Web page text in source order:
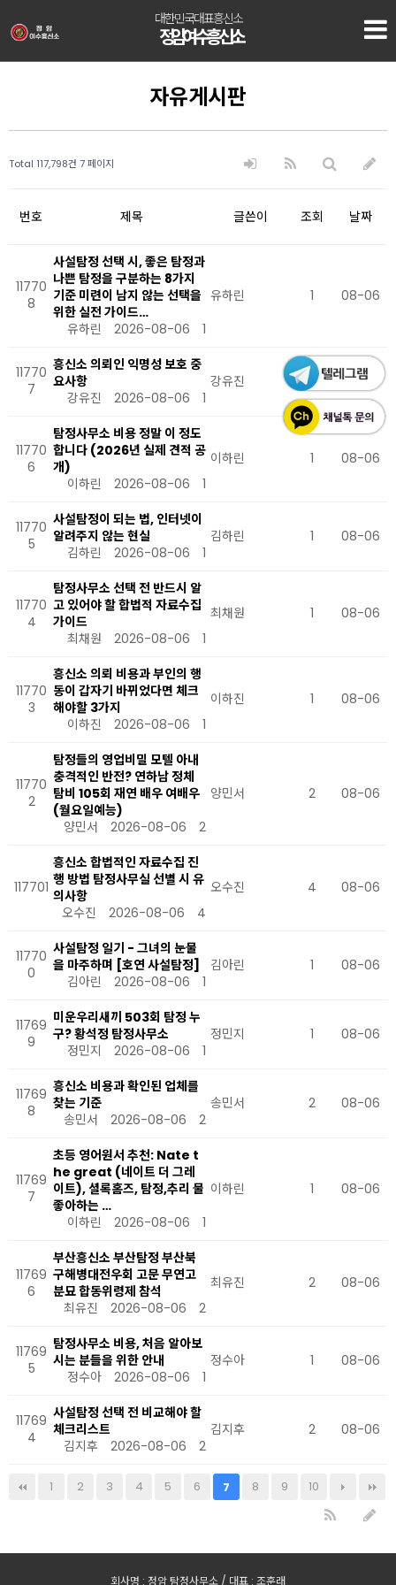
대한민국대표흥신소
정암 여수흥신소
자유게시판
Total 117,798건 7 페이지
번호 제목 글쓴이 조회 날짜
11770
8
사설탐정 선택 시, 좋은 탐정과
나쁜 탐정을 구분하는 8가지
기준 미련이 남지 않는 선택을
위한 실전 가이드…
유하린
2026-08-06 1
유하린 1 08-06
11770
7
흥신소 의뢰인 익명성 보호 중
요사항
강유진
2026-08-06 1
강유진 1 08-06
11770
6
탐정사무소 비용 정말 이 정도
합니다 (2026년 실제 견적 공
개)
이하린
2026-08-06 1
이하린 1 08-06
11770
5
사설탐정이 되는 법, 인터넷이
알려주지 않는 현실
김하린
2026-08-06 1
김하린 1 08-06
11770
4
탐정사무소 선택 전 반드시 알
고 있어야 할 합법적 자료수집
가이드
최채원
2026-08-06 1
최채원 1 08-06
11770
3
흥신소 의뢰 비용과 부인의 행
동이 갑자기 바뀌었다면 체크
해야할 3가지
이하진
2026-08-06 1
이하진 1 08-06
11770
2
탐정들의 영업비밀 모텔 아내
충격적인 반전? 연하남 정체
탐비 105회 재연 배우 여배우
(월요일예능)
양민서
2026-08-06 2
양민서 2 08-06
117701
흥신소 합법적인 자료수집 진
행 방법 탐정사무실 선별 시 유
의사항
오수진
2026-08-06 4
오수진 4 08-06
11770
0
사설탐정 일기 - 그녀의 눈물
을 마주하며 [호연 사설탐정]
김아린
2026-08-06 1
김아린 1 08-06
11769
9
미운우리새끼 503회 탐정 누
구? 황석정 탐정사무소
정민지
2026-08-06 1
정민지 1 08-06
11769
8
흥신소 비용과 확인된 업체를
찾는 기준
송민서
2026-08-06 2
송민서 2 08-06
11769
7
초등 영어원서 추천: Nate t
he great (네이트 더 그레
이트), 셜록홈즈, 탐정,추리 물
좋아하는 …
이하린
2026-08-06 1
이하린 1 08-06
11769
6
부산흥신소 부산탐정 부산북
구해병대전우회 고문 무연고
분묘 합동위령제 참석
최유진
2026-08-06 2
최유진 2 08-06
11769
5
탐정사무소 비용, 처음 알아보
시는 분들을 위한 안내
정수아
2026-08-06 1
정수아 1 08-06
11769
4
사설탐정 선택 전 비교해야 할
체크리스트
김지후
2026-08-06 2
김지후 2 08-06
1 2 3 4 5 6 7 8 9 10
회사명 : 정암 탐정사무소 / 대표 : 조훈래